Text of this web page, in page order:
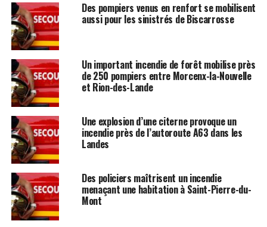
Des pompiers venus en renfort se mobilisent
aussi pour les sinistrés de Biscarrosse
Un important incendie de forêt mobilise près
de 250 pompiers entre Morcenx-la-Nouvelle
et Rion-des-Lande
Une explosion d’une citerne provoque un
incendie près de l’autoroute A63 dans les
Landes
Des policiers maîtrisent un incendie
menaçant une habitation à Saint-Pierre-du-
Mont